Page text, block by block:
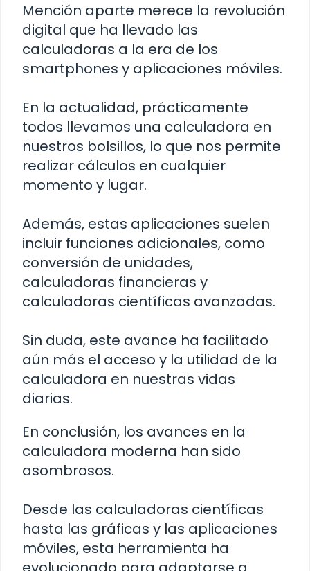
Mención aparte merece la revolución
digital que ha llevado las
calculadoras a la era de los
smartphones y aplicaciones móviles.
En la actualidad, prácticamente
todos llevamos una calculadora en
nuestros bolsillos, lo que nos permite
realizar cálculos en cualquier
momento y lugar.
Además, estas aplicaciones suelen
incluir funciones adicionales, como
conversión de unidades,
calculadoras financieras y
calculadoras científicas avanzadas.
Sin duda, este avance ha facilitado
aún más el acceso y la utilidad de la
calculadora en nuestras vidas
diarias.
En conclusión, los avances en la
calculadora moderna han sido
asombrosos.
Desde las calculadoras científicas
hasta las gráficas y las aplicaciones
móviles, esta herramienta ha